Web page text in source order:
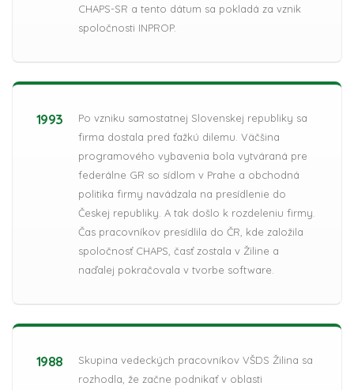
CHAPS-SR a tento dátum sa pokladá za vznik
spoločnosti INPROP.
1993
Po vzniku samostatnej Slovenskej republiky sa
firma dostala pred ťažkú dilemu. Väčšina
programového vybavenia bola vytváraná pre
federálne GR so sídlom v Prahe a obchodná
politika firmy navádzala na presídlenie do
Českej republiky. A tak došlo k rozdeleniu firmy.
Čas pracovníkov presídlila do ČR, kde založila
spoločnosť CHAPS, časť zostala v Žiline a
naďalej pokračovala v tvorbe software.
1988
Skupina vedeckých pracovníkov VŠDS Žilina sa
rozhodla, že začne podnikať v oblasti